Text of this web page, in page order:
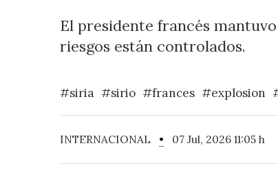
El presidente francés
riesgos están controlados.
#siria #sirio #frances #explosion
INTERNACIONAL • 07 Jul, 2026 11:05 h